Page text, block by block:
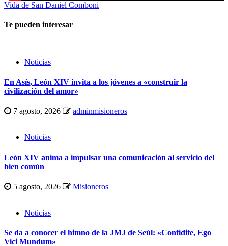
Vida de San Daniel Comboni
Te pueden interesar
Noticias
En Asís, León XIV invita a los jóvenes a «construir la
civilización del amor»
7 agosto, 2026 adminmisioneros
Noticias
León XIV anima a impulsar una comunicación al servicio del
bien común
5 agosto, 2026 Misioneros
Noticias
Se da a conocer el himno de la JMJ de Seúl: «Confidite, Ego
Vici Mundum»